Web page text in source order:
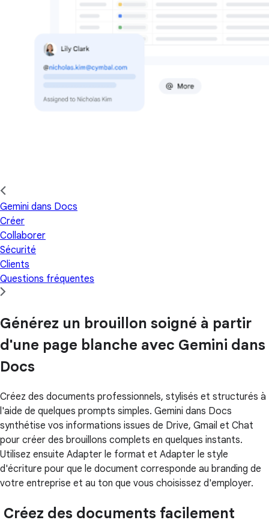
Gemini dans Docs
Créer
Collaborer
Sécurité
Clients
Questions fréquentes
Générez un brouillon soigné à partir
d'une page blanche avec Gemini dans
Docs
Créez des documents professionnels, stylisés et structurés à
l'aide de quelques prompts simples. Gemini dans Docs
synthétise vos informations issues de Drive, Gmail et Chat
pour créer des brouillons complets en quelques instants.
Utilisez ensuite Adapter le format et Adapter le style
d'écriture pour que le document corresponde au branding de
votre entreprise et au ton que vous choisissez d'employer.
Créez des documents facilement